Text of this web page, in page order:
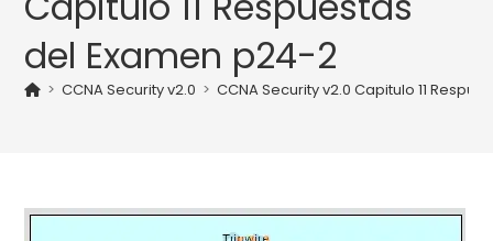
del Examen p24-2
> CCNA Security v2.0 > CCNA Security v2.0 Capitulo 11